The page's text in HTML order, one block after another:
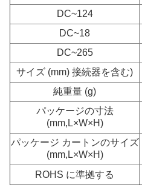
DC~124
DC~18
DC~265
サイズ (mm) 接続器を含む)
純重量 (g)
パッケージの寸法
(mm,L×W×H)
パッケージ カートンのサイズ
(mm,L×W×H)
ROHS に準拠する